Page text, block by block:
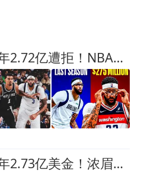
拒绝4年2.75亿！4年2.72亿遭拒！NBA两大天才中锋遇冷，该离开了
4年2.75亿美金！4年2.73亿美金！浓眉和唐斯都该降薪了